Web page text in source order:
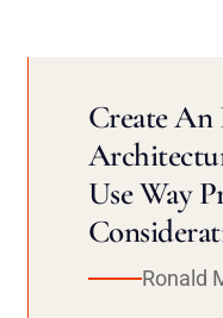
Create
Use Way
Ronald